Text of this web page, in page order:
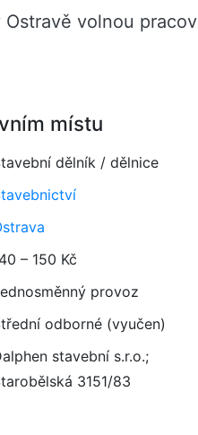
volnou
místu
dělník / dělnice
– 150 Kč
provoz
odborné (vyučen)
stavební s.r.o.;
3151/83